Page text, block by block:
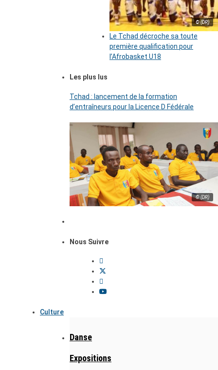
© (DR)
Le Tchad décroche sa toute
première qualification pour
l’Afrobasket U18
Les plus lus
Tchad : lancement de la formation
d’entraîneurs pour la Licence D Fédérale
© (DR)
Nous Suivre
Culture
Danse
Expositions